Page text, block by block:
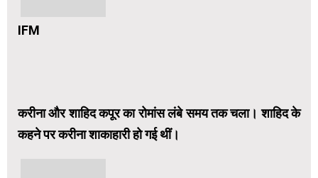
IFM
करीना और शाहिद कपूर का रोमांस लंबे समय तक चला। शाहिद के
कहने पर करीना शाकाहारी हो गई थीं।